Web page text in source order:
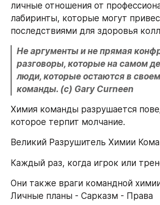
личные отношения от
лабиринты, которые могут
последствиями для здоровья
Не аргументы и не прямая
разговоры, которые на самом
люди, которые остаются в
команды. (с) Gary Curneen
Химия команды разрушается
которое терпит молчание.
Великий Разрушитель Химии
Каждый раз, когда игрок или
Они также враги командной
Личные планы - Сарказм - Права